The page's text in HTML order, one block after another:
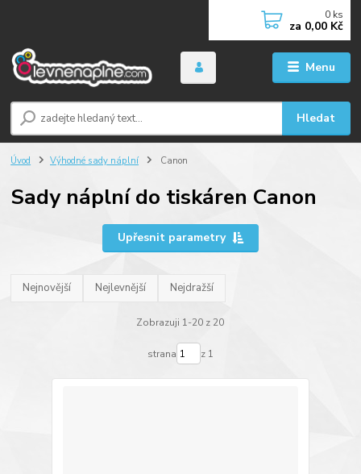
Menu
Hledat
0 ks
za 0,00 Kč
Úvod Výhodné sady náplní Canon
Sady náplní do tiskáren Canon
Upřesnit parametry
Nejnovější Nejlevnější Nejdražší
Zobrazuji 1-20 z 20
strana z 1